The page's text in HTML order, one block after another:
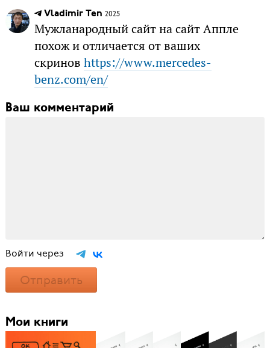
Vladimir Ten 2025
Мужланародный сайт на сайт Аппле
похож и отличается от ваших
скринов https://www.mercedes-
benz.com/en/
Ваш комментарий
Войти через
Отправить
Мои книги